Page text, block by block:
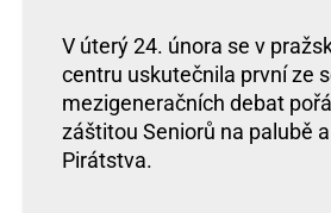
V úterý 24. února se v
centru uskutečnila první ze
mezigeneračních debat
záštitou Seniorů na palubě
Pirátstva.